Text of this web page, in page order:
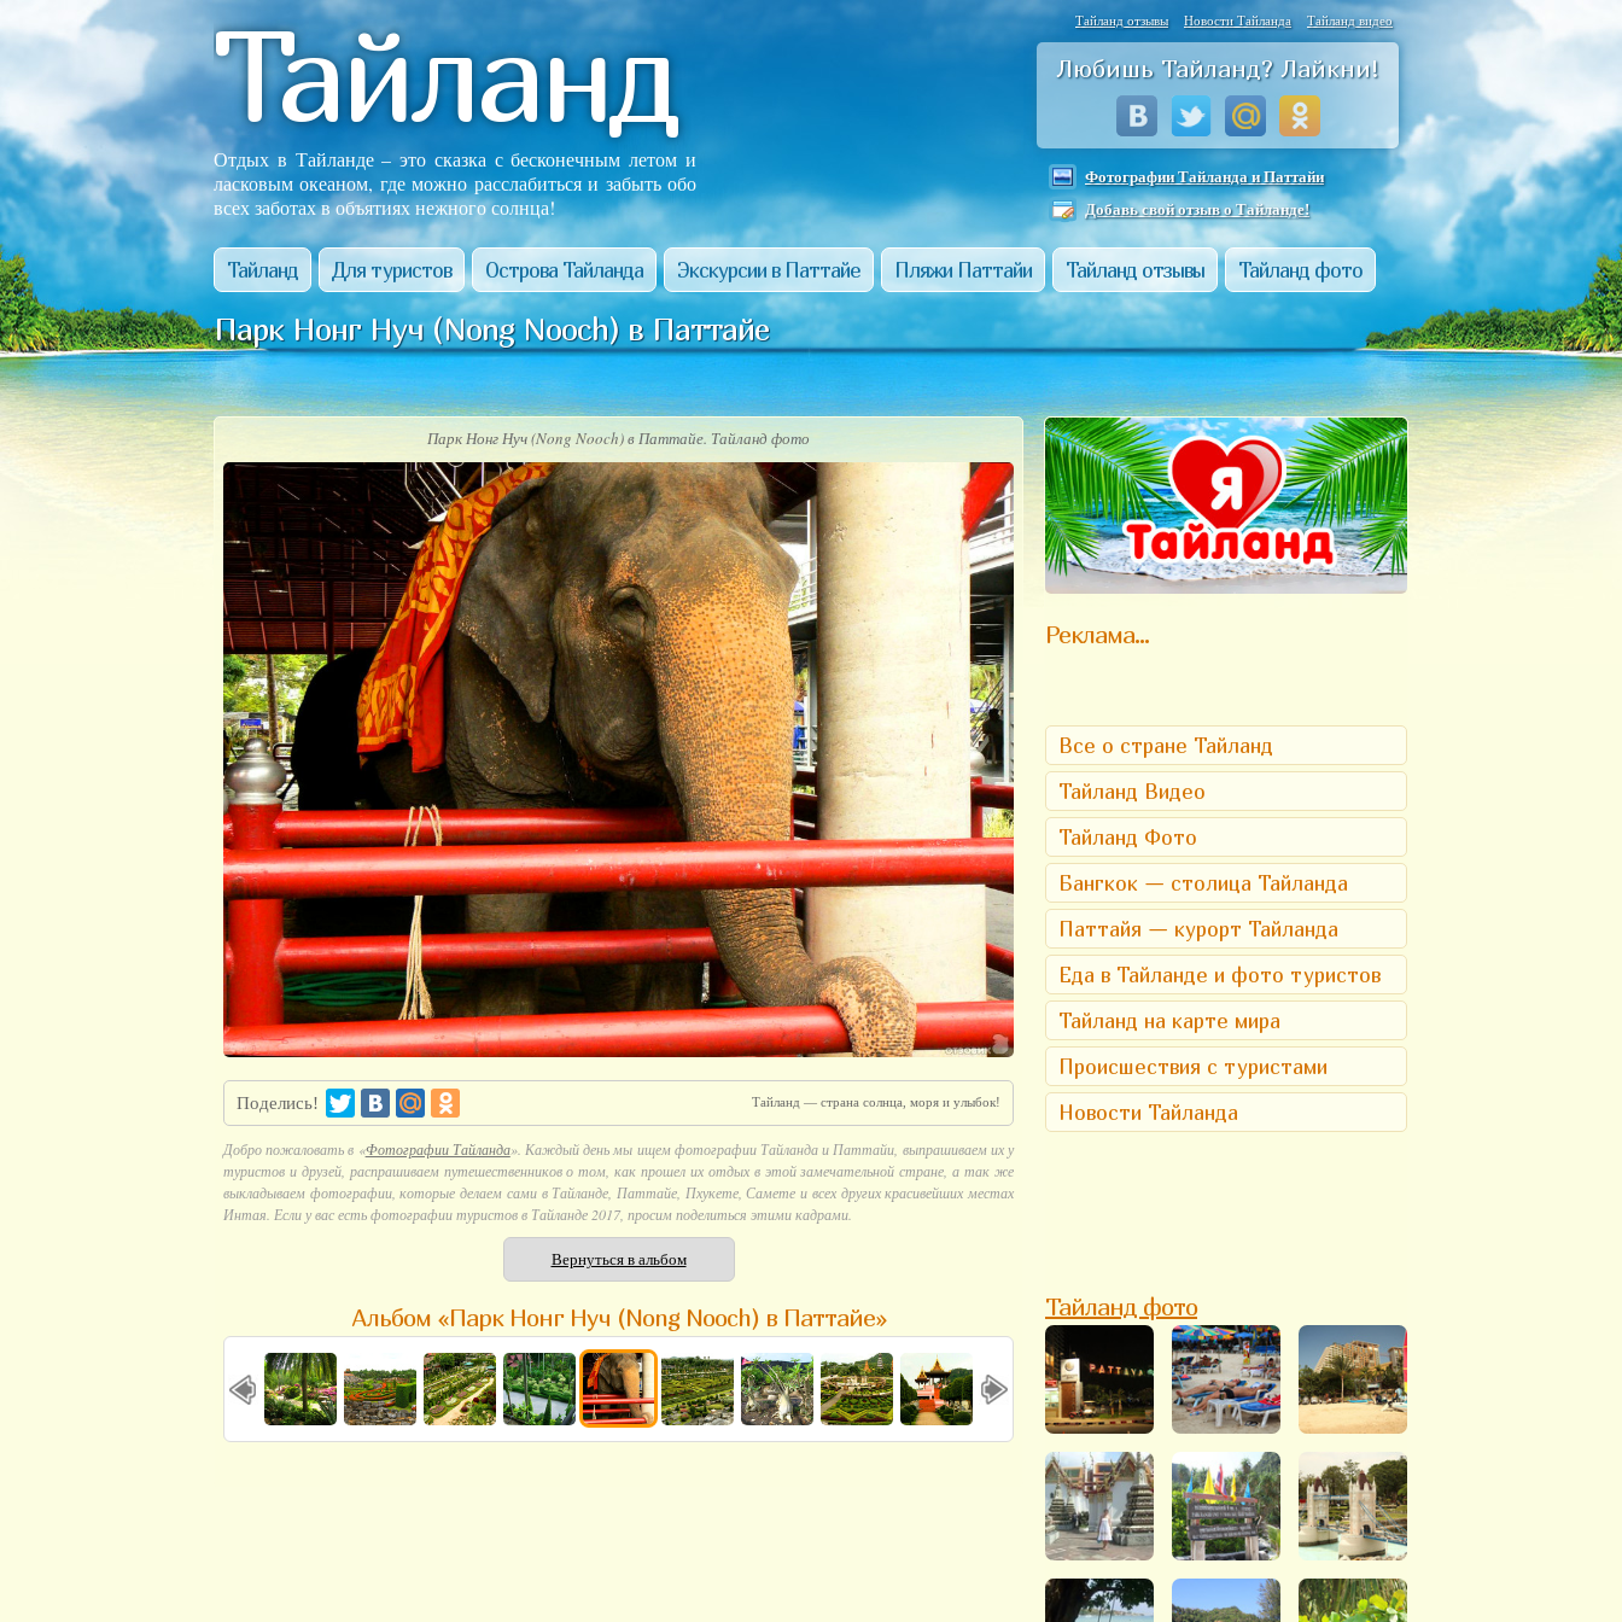
Тайланд
Отдых в Тайланде – это сказка с бесконечным летом и
ласковым океаном, где можно расслабиться и забыть обо
всех заботах в объятиях нежного солнца!
Тайланд отзывы Новости Тайланда Тайланд видео
Любишь Тайланд? Лайкни!
Фотографии Тайланда и Паттайи
Добавь свой отзыв о Тайланде!
Тайланд Для туристов Острова Тайланда Экскурсии в Паттайе Пляжи Паттайи Тайланд отзывы Тайланд фото
Парк Нонг Нуч (Nong Nooch) в Паттайе
Парк Нонг Нуч (Nong Nooch) в Паттайе. Тайланд фото
Поделись! Тайланд — страна солнца, моря и улыбок!
Добро пожаловать в «Фотографии Тайланда». Каждый день мы ищем фотографии Тайланда и Паттайи, выпрашиваем их у
туристов и друзей, распрашиваем путешественников о том, как прошел их отдых в этой замечательной стране, а так же
выкладываем фотографии, которые делаем сами в Тайланде, Паттайе, Пхукете, Самете и всех других красивейших местах
Интая. Если у вас есть фотографии туристов в Тайланде 2017, просим поделиться этими кадрами.
Вернуться в альбом
Альбом «Парк Нонг Нуч (Nong Nooch) в Паттайе»
Реклама...
Все о стране Тайланд
Тайланд Видео
Тайланд Фото
Бангкок — столица Тайланда
Паттайя — курорт Тайланда
Еда в Тайланде и фото туристов
Тайланд на карте мира
Происшествия с туристами
Новости Тайланда
Тайланд фото